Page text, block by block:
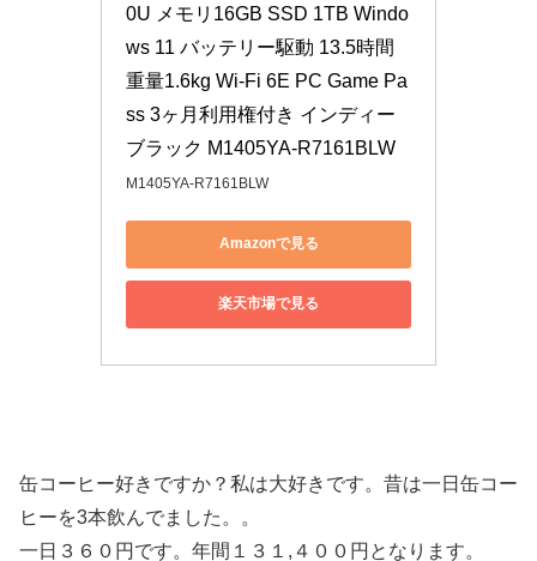
0U メモリ16GB SSD 1TB Windo
ws 11 バッテリー駆動 13.5時間
重量1.6kg Wi-Fi 6E PC Game Pa
ss 3ヶ月利用権付き インディー
ブラック M1405YA-R7161BLW
M1405YA-R7161BLW
Amazonで見る
楽天市場で見る
缶コーヒー好きですか？私は大好きです。昔は一日缶コー
ヒーを3本飲んでました。。
一日３６０円です。年間１３１,４００円となります。